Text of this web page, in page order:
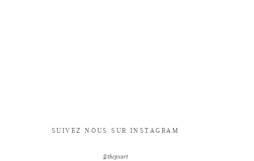
SUIVEZ NOUS SUR INSTAGRAM
@thepxart